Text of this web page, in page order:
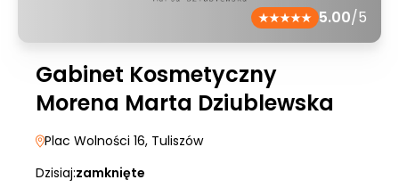
5.00/5
Gabinet Kosmetyczny
Morena Marta Dziublewska
Plac Wolności 16, Tuliszów
Dzisiaj:zamknięte